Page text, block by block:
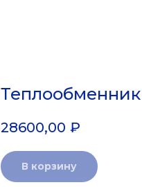
28600,00 ₽
В корзину